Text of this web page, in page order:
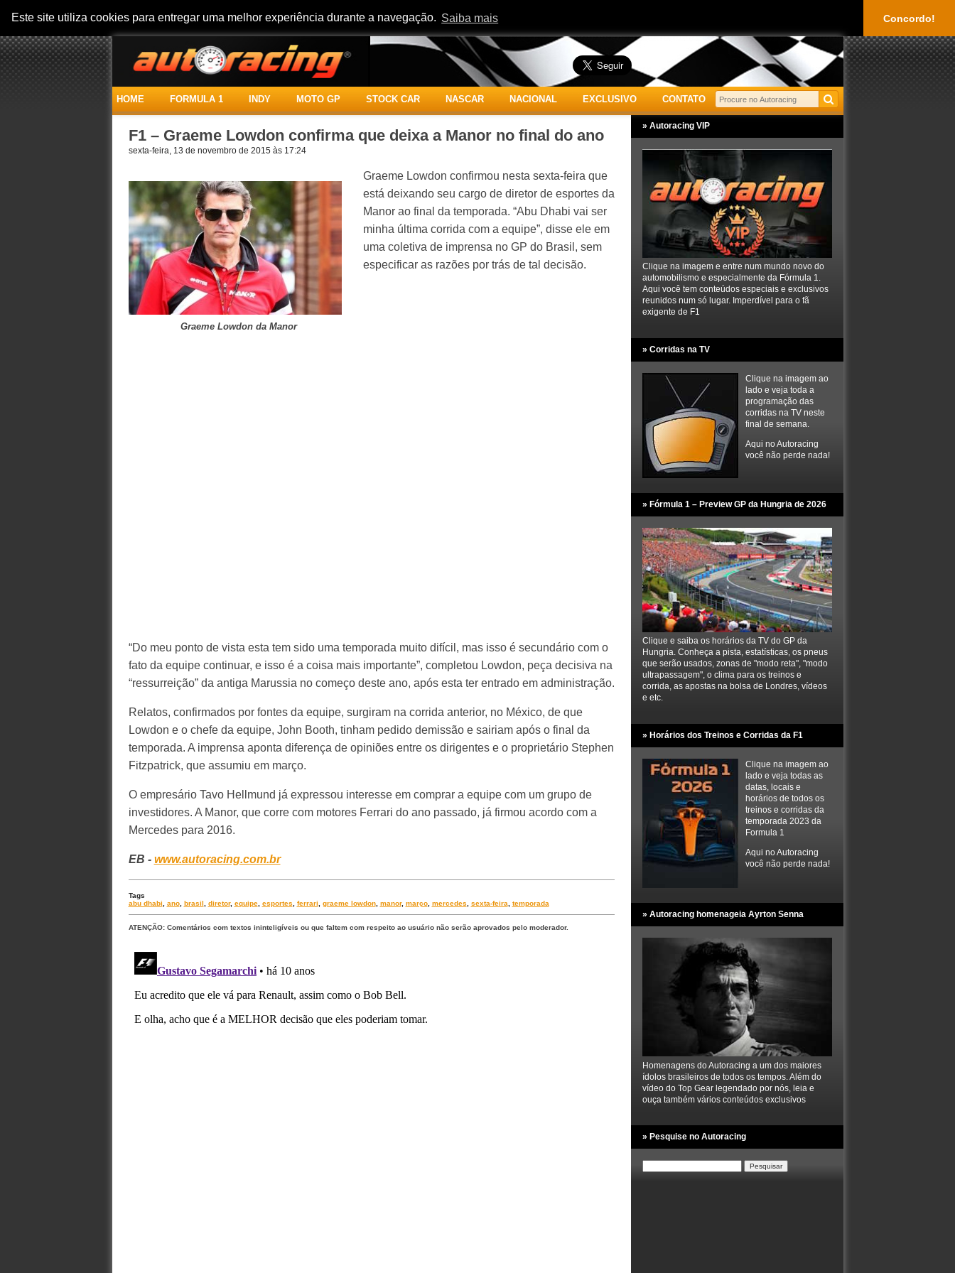
Este site utiliza cookies para entregar uma melhor experiência durante a navegação. Saiba mais Concordo!
HOME FORMULA 1 INDY MOTO GP STOCK CAR NASCAR NACIONAL EXCLUSIVO CONTATO
F1 – Graeme Lowdon confirma que deixa a Manor no final do ano
sexta-feira, 13 de novembro de 2015 às 17:24
Graeme Lowdon da Manor
Graeme Lowdon confirmou nesta sexta-feira que
está deixando seu cargo de diretor de esportes da
Manor ao final da temporada. “Abu Dhabi vai ser
minha última corrida com a equipe”, disse ele em
uma coletiva de imprensa no GP do Brasil, sem
especificar as razões por trás de tal decisão.
“Do meu ponto de vista esta tem sido uma temporada muito difícil, mas isso é secundário com o
fato da equipe continuar, e isso é a coisa mais importante”, completou Lowdon, peça decisiva na
“ressurreição” da antiga Marussia no começo deste ano, após esta ter entrado em administração.
Relatos, confirmados por fontes da equipe, surgiram na corrida anterior, no México, de que
Lowdon e o chefe da equipe, John Booth, tinham pedido demissão e sairiam após o final da
temporada. A imprensa aponta diferença de opiniões entre os dirigentes e o proprietário Stephen
Fitzpatrick, que assumiu em março.
O empresário Tavo Hellmund já expressou interesse em comprar a equipe com um grupo de
investidores. A Manor, que corre com motores Ferrari do ano passado, já firmou acordo com a
Mercedes para 2016.
EB - www.autoracing.com.br
Tags
abu dhabi
ano, brasil diretor, equipe, esportes ferrari graeme lowdon, manor, março, mercedes sexta-feira temporada
ATENÇÃO: Comentários com textos ininteligíveis ou que faltem com respeito ao usuário não serão aprovados pelo moderador.
» Autoracing VIP
Clique na imagem e entre num mundo novo do
automobilismo e especialmente da Fórmula 1.
Aqui você tem conteúdos especiais e exclusivos
reunidos num só lugar. Imperdível para o fã
exigente de F1
» Corridas na TV
Clique na imagem ao
lado e veja toda a
programação das
corridas na TV neste
final de semana.
Aqui no Autoracing
você não perde nada!
» Fórmula 1 – Preview GP da Hungria de 2026
Clique e saiba os horários da TV do GP da
Hungria. Conheça a pista, estatísticas, os pneus
que serão usados, zonas de "modo reta", "modo
ultrapassagem", o clima para os treinos e
corrida, as apostas na bolsa de Londres, vídeos
e etc.
» Horários dos Treinos e Corridas da F1
Clique na imagem ao
lado e veja todas as
datas, locais e
horários de todos os
treinos e corridas da
temporada 2023 da
Formula 1
Aqui no Autoracing
você não perde nada!
» Autoracing homenageia Ayrton Senna
Homenagens do Autoracing a um dos maiores
ídolos brasileiros de todos os tempos. Além do
vídeo do Top Gear legendado por nós, leia e
ouça também vários conteúdos exclusivos
» Pesquise no Autoracing
por: